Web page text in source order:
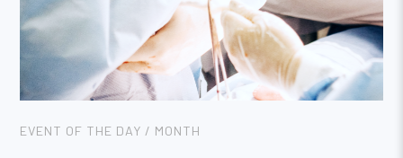
EVENT OF THE DAY / MONTH